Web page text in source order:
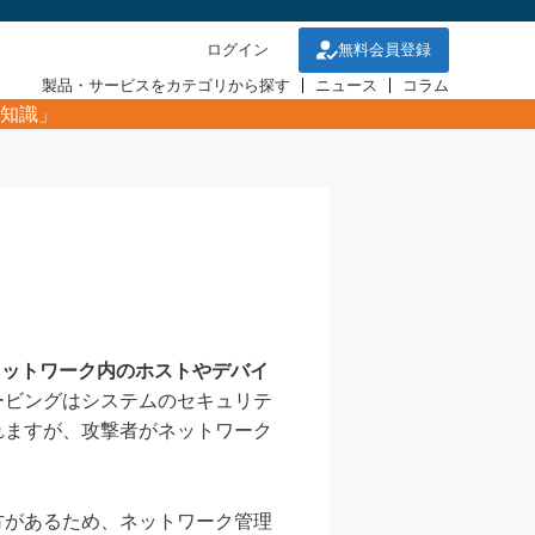
ログイン
無料会員登録
製品・サービスをカテゴリから探す
ニュース コラム
識」
トワーク内のホストやデバイ
ングはシステムのセキュリテ
すが、攻撃者がネットワーク
あるため、ネットワーク管理